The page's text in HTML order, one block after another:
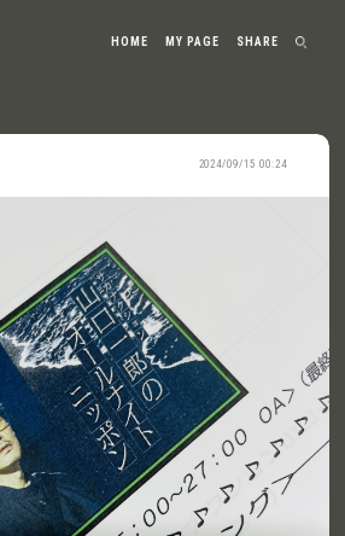
HOME MY PAGE SHARE
2024/09/15 00:24